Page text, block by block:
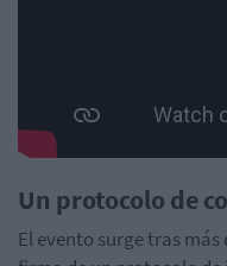
Un protocolo de
El evento surge tras